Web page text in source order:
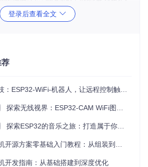
倾斜和旋转。加速度计测量线性加速度，
升还是下降；陀螺仪则检测角速度，感知
两个传感器的数据结合起来，才能准确判
器内部还藏着一个秘密武器——数字运动
。四元数就像无人机姿态的"密码"，通过
直观的欧拉角（俯仰角、横滚角、偏航
原理吗？可以将MPU6050通过I2C连接到
变化。通过简单计算：
登录后查看全文
荐
ESP32-WiFi-机器人，让远程控制触手可及
索无线视界：ESP32-CAM WiFi图像传输项目详解
ESP32的音乐之旅：打造属于你的智能音乐播放器
源方案零基础入门教程：从组装到飞行全指南
开发指南：从基础搭建到深度优化